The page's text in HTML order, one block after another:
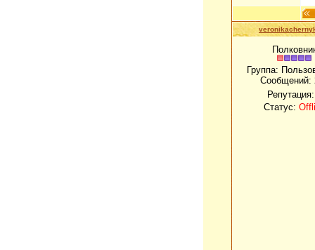
Группа:
Сообщений:
Статус: